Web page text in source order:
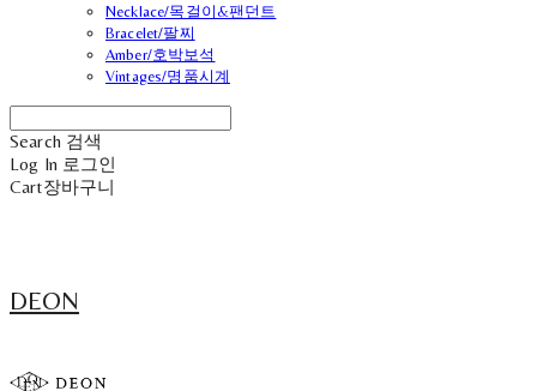
Necklace/목걸이&팬던트
Bracelet/팔찌
Amber/호박보석
Vintages/명품시계
Search 검색
Log In 로그인
Cart장바구니
DEON